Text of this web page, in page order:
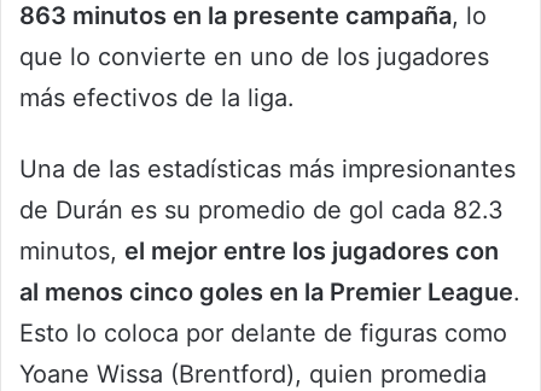
863 minutos en la presente campaña, lo
que lo convierte en uno de los jugadores
más efectivos de la liga.
Una de las estadísticas más impresionantes
de Durán es su promedio de gol cada 82.3
minutos, el mejor entre los jugadores con
al menos cinco goles en la Premier League.
Esto lo coloca por delante de figuras como
Yoane Wissa (Brentford), quien promedia